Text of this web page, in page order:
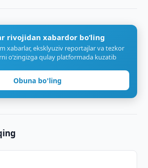
rivojidan xabardor bo‘ling
xabarlar, eksklyuziv reportajlar va tezkor
o‘zingizga qulay platformada kuzatib
Obuna bo'ling